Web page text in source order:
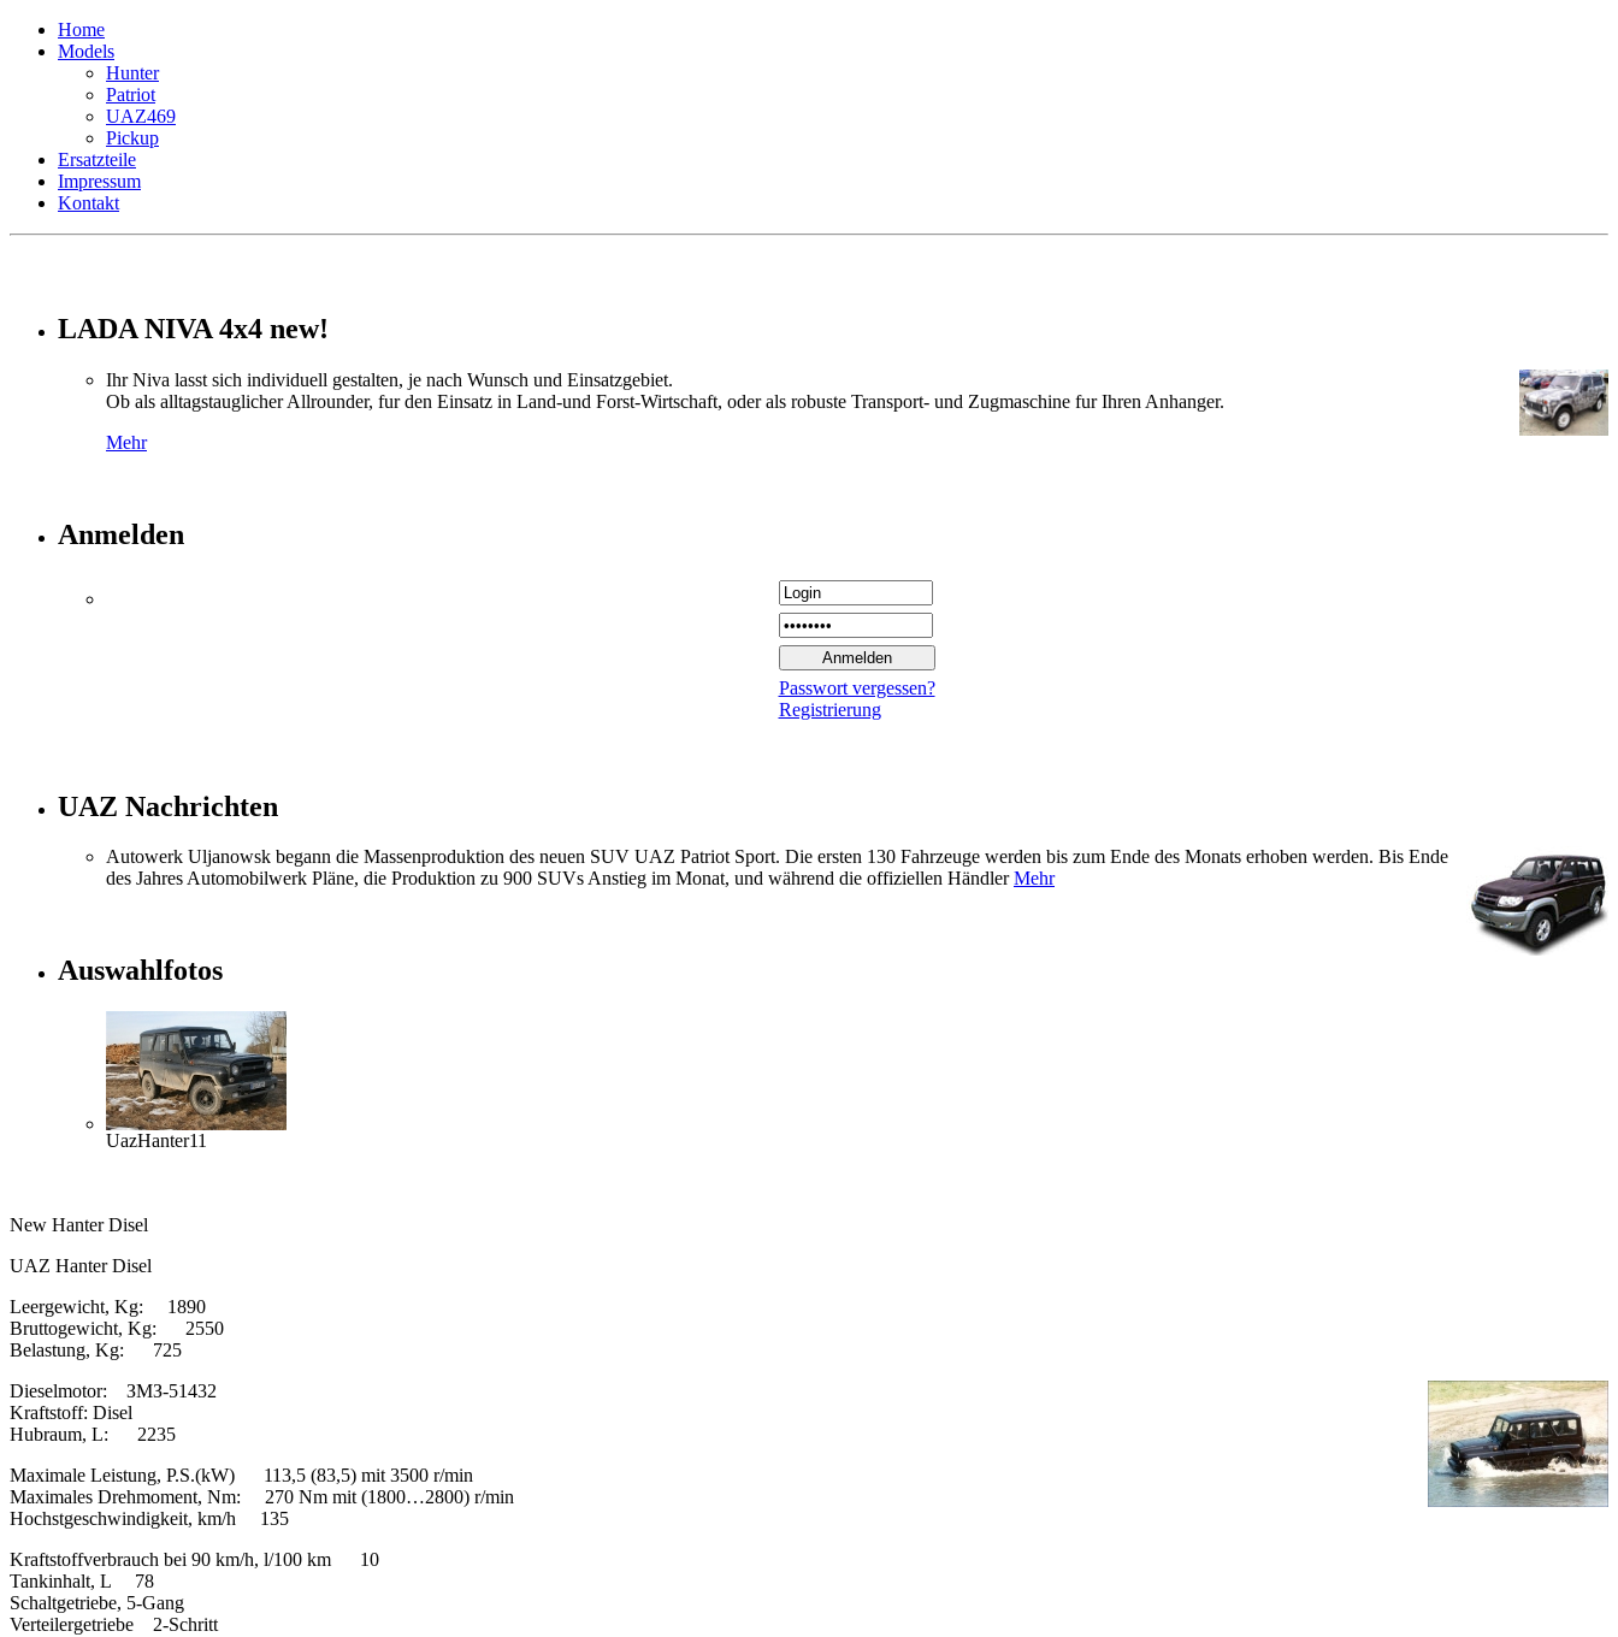
Home
Models
Hunter
Patriot
UAZ469
Pickup
Ersatzteile
Impressum
Kontakt
LADA NIVA 4x4 new!
Ihr Niva lasst sich individuell gestalten, je nach Wunsch und Einsatzgebiet.
Ob als alltagstauglicher Allrounder, fur den Einsatz in Land-und Forst-Wirtschaft, oder als robuste Transport- und Zugmaschine fur Ihren Anhanger.
Mehr
Anmelden
Passwort vergessen?
Registrierung
UAZ Nachrichten
Autowerk Uljanowsk begann die Massenproduktion des neuen SUV UAZ Patriot Sport. Die ersten 130 Fahrzeuge werden bis zum Ende des Monats erhoben werden. Bis Ende
des Jahres Automobilwerk Pläne, die Produktion zu 900 SUVs Anstieg im Monat, und während die offiziellen HändlerMehr
Auswahlfotos
UazHanter11
New Hanter Disel
UAZ Hanter Disel
Leergewicht, Kg: 1890
Bruttogewicht, Kg: 2550
Belastung, Kg: 725
Dieselmotor: ЗМЗ-51432
Kraftstoff: Disel
Hubraum, L: 2235
Maximale Leistung, P.S.(kW) 113,5 (83,5) mit 3500 r/min
Maximales Drehmoment, Nm: 270 Nm mit (1800…2800) r/min
Hochstgeschwindigkeit, km/h 135
Kraftstoffverbrauch bei 90 km/h, l/100 km 10
Tankinhalt, L 78
Schaltgetriebe, 5-Gang
Verteilergetriebe 2-Schritt